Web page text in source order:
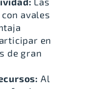
avales
en
de gran
Al